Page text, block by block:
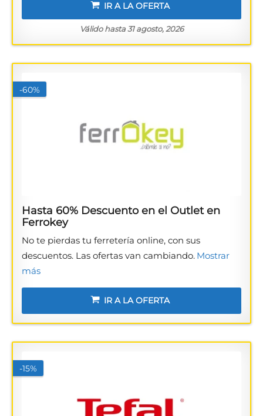
IR A LA OFERTA
Válido hasta 31 agosto, 2026
-60%
Hasta 60% Descuento en el Outlet en
Ferrokey
No te pierdas tu ferretería online, con sus
descuentos. Las ofertas van cambiando. Mostrar
más
IR A LA OFERTA
-15%